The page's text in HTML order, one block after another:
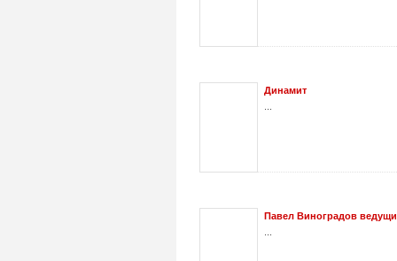
Динамит
Павел Виноградов